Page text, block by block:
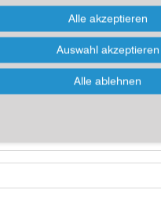
Artikel oder Kauf,
nutzen!
Alle akzeptieren
Auswahl akzeptieren
Alle ablehnen